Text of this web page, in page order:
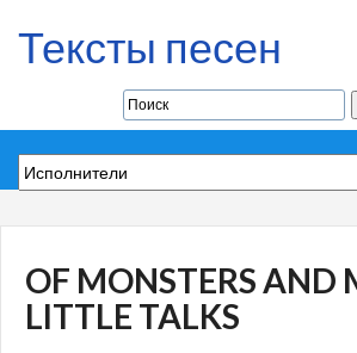
Тексты песен
OF MONSTERS AND
LITTLE TALKS